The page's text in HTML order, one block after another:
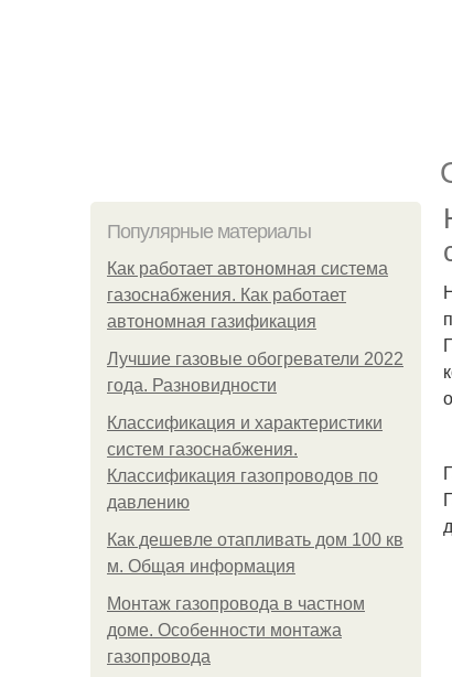
Популярные материалы
Как работает автономная система
газоснабжения. Как работает
автономная газификация
Лучшие газовые обогреватели 2022
года. Разновидности
Классификация и характеристики
систем газоснабжения.
Классификация газопроводов по
давлению
Как дешевле отапливать дом 100 кв
м. Общая информация
Монтаж газопровода в частном
доме. Особенности монтажа
газопровода